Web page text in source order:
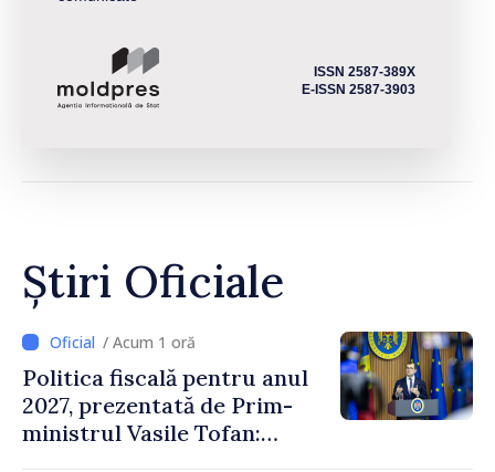
ISSN 2587-389X
E-ISSN 2587-3903
Știri Oficiale
/ Acum 1 oră
Politica fiscală pentru anul
2027, prezentată de Prim-
ministrul Vasile Tofan: